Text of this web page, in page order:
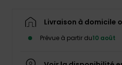
Livraison à domicile
Prévue à partir du10 août